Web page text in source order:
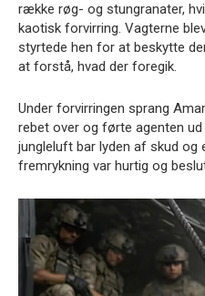
række røg- og stungranater,
kaotisk forvirring. Vagterne
styrtede hen for at beskytte
at forstå, hvad der foregik.
Under forvirringen sprang
rebet over og førte agenten
jungleluft bar lyden af skud og
fremrykning var hurtig og